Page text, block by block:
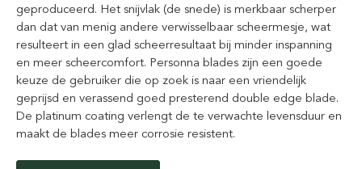
geproduceerd. Het snijvlak (de snede) is merkbaar scherper
dan dat van menig andere verwisselbaar scheermesje, wat
resulteert in een glad scheerresultaat bij minder inspanning
en meer scheercomfort. Personna blades zijn een goede
keuze de gebruiker die op zoek is naar een vriendelijk
geprijsd en verassend goed presterend double edge blade.
De platinum coating verlengt de te verwachte levensduur en
maakt de blades meer corrosie resistent.